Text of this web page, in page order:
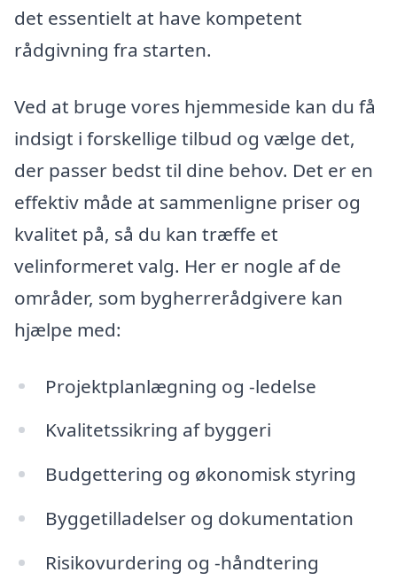
det essentielt at have kompetent
rådgivning fra starten.
Ved at bruge vores hjemmeside kan du få
indsigt i forskellige tilbud og vælge det,
der passer bedst til dine behov. Det er en
effektiv måde at sammenligne priser og
kvalitet på, så du kan træffe et
velinformeret valg. Her er nogle af de
områder, som bygherrerådgivere kan
hjælpe med:
Projektplanlægning og -ledelse
Kvalitetssikring af byggeri
Budgettering og økonomisk styring
Byggetilladelser og dokumentation
Risikovurdering og -håndtering